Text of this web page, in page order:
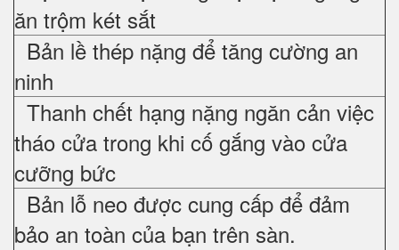
ăn trộm két sắt
Bản lề thép nặng để tăng cường an
ninh
Thanh chết hạng nặng ngăn cản việc
tháo cửa trong khi cố gắng vào cửa
cưỡng bức
Bản lỗ neo được cung cấp để đảm
bảo an toàn của bạn trên sàn.